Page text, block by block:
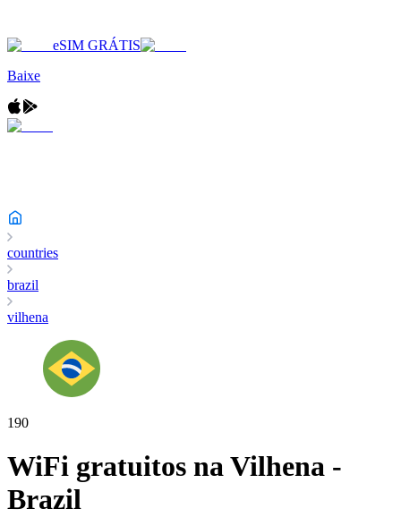
eSIM GRÁTIS
Baixe
countries
brazil
vilhena
190
WiFi gratuitos naVilhena -
Brazil